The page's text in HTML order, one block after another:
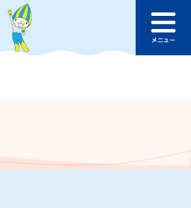
このページの本文へ
ュ